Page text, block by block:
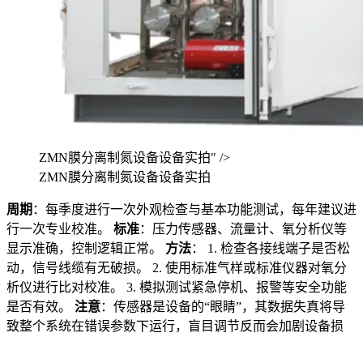
ZMN膜分离制氮设备设备实拍" />
ZMN膜分离制氮设备设备实拍
周期 ：每季度进行一次外观检查与基本功能测试，每年建议进
行一次专业校准。 标准：压力传感器、流量计、氧分析仪等
显示准确，控制逻辑正常。 方法： 1. 检查各接线端子是否松
动，信号线缆有无破损。 2. 使用标准气样或标准仪器对氧分
析仪进行比对校准。 3. 模拟测试紧急停机、报警等安全功能
是否有效。 注意：传感器是设备的“眼睛”，其数据失真将导
致整个系统在错误参数下运行，盲目调节反而会加剧设备损